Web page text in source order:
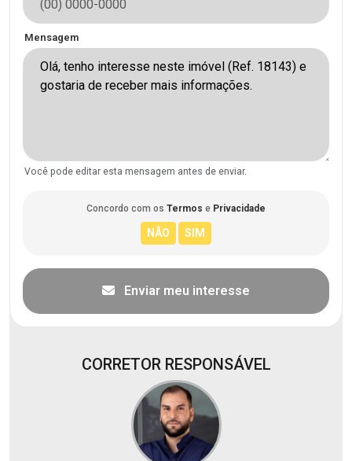
Mensagem
Você pode editar esta mensagem antes de enviar.
Concordo com os Termos e Privacidade
Enviar meu interesse
CORRETOR RESPONSÁVEL